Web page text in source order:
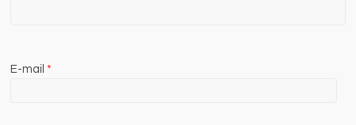
E-mail*